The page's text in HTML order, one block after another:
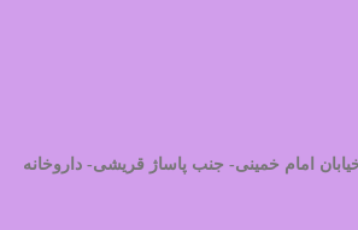
امام خمینی- جنب پاساژ قریشی- داروخانه